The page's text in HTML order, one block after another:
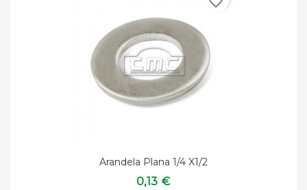
Arandela Plana 1/4 X1/2
0,13 €